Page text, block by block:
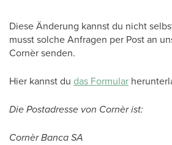
Diese Änderung kannst du nicht
musst solche Anfragen per Post an
Cornèr senden.
Hier kannst du das Formular
Die Postadresse von Cornèr ist:
Cornèr Banca SA